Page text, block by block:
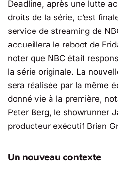
Deadline, après une lutte
droits de la série, c’est
service de streaming de
accueillera le reboot de
noter que NBC était
la série originale. La
sera réalisée par la même
donné vie à la première,
Peter Berg, le showrunner
producteur exécutif Brian
Un nouveau contexte